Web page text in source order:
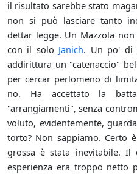
il risultato sarebbe stato
non si può lasciare tanto
dettar legge. Un Mazzola
con il solo Janich. Un po' di
addirittura un "catenaccio"
per cercar perlomeno di
no. Ha accettato la
"arrangiamenti", senza
voluto, evidentemente,
torto? Non sappiamo. Certo
grossa è stata inevitabile.
esperienza era troppo netto